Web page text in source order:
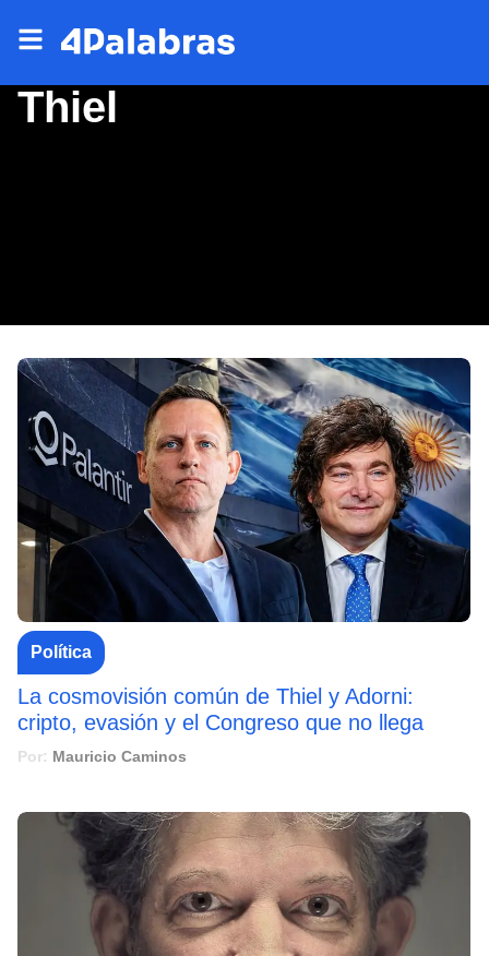
Thiel
Política
La cosmovisión común de Thiel y Adorni:
cripto, evasión y el Congreso que no llega
Por: Mauricio Caminos